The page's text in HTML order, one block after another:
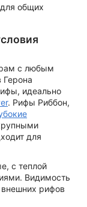
общих
с любым
Герона
идеально
. Рифы Риббон,
для
с теплой
Видимость
рифов